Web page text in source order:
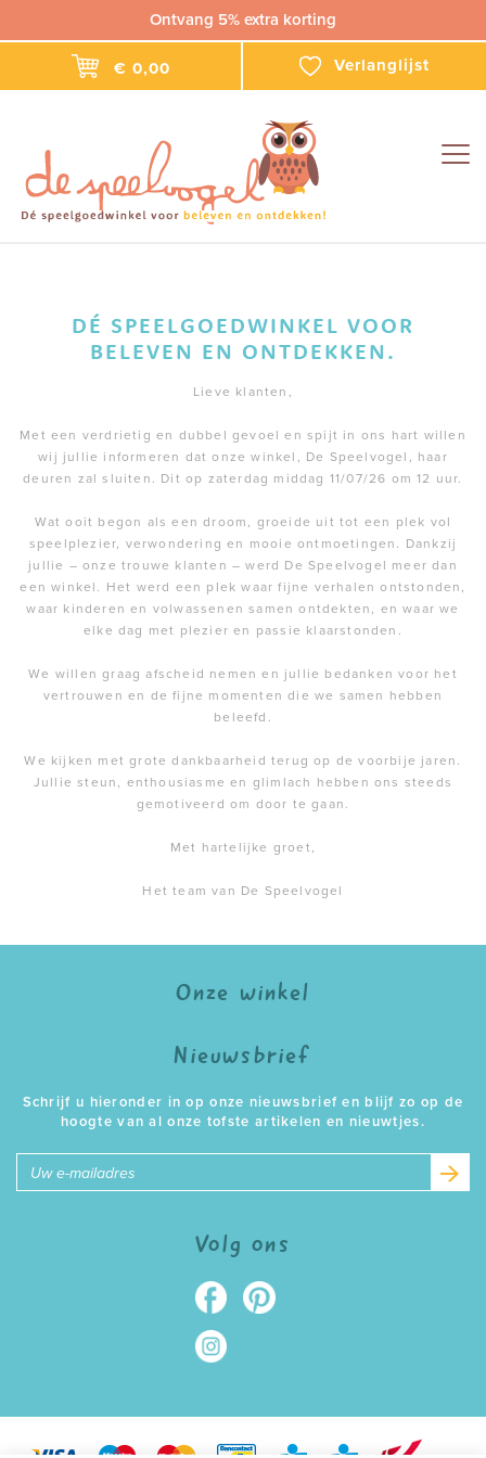
Ontvang 5% extra korting
€ 0,00 Verlanglijst
DÉ SPEELGOEDWINKEL VOOR
BELEVEN EN ONTDEKKEN.
Lieve klanten,
Met een verdrietig en dubbel gevoel en spijt in ons hart willen
wij jullie informeren dat onze winkel, De Speelvogel, haar
deuren zal sluiten. Dit op zaterdag middag 11/07/26 om 12 uur.
Wat ooit begon als een droom, groeide uit tot een plek vol
speelplezier, verwondering en mooie ontmoetingen. Dankzij
jullie – onze trouwe klanten – werd De Speelvogel meer dan
een winkel. Het werd een plek waar fijne verhalen ontstonden,
waar kinderen en volwassenen samen ontdekten, en waar we
elke dag met plezier en passie klaarstonden.
We willen graag afscheid nemen en jullie bedanken voor het
vertrouwen en de fijne momenten die we samen hebben
beleefd.
We kijken met grote dankbaarheid terug op de voorbije jaren.
Jullie steun, enthousiasme en glimlach hebben ons steeds
gemotiveerd om door te gaan.
Met hartelijke groet,
Het team van De Speelvogel
Onze winkel
Nieuwsbrief
Schrijf u hieronder in op onze nieuwsbrief en blijf zo op de
hoogte van al onze tofste artikelen en nieuwtjes.
Volg ons